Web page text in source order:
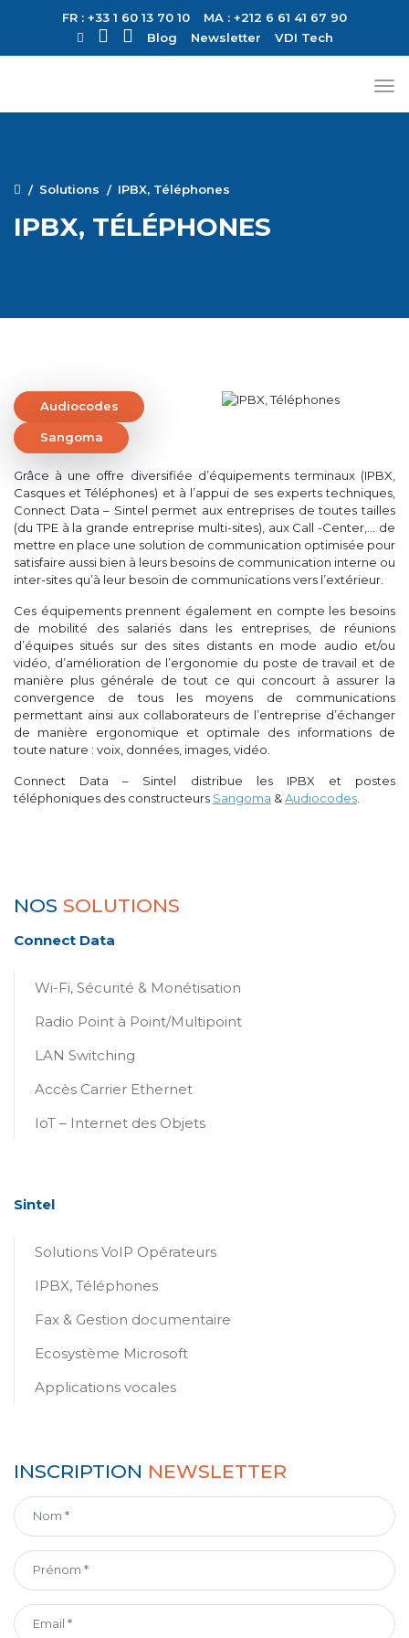
FR : +33 1 60 13 70 10
MA : +212 6 61 41 67 90
Blog
Newsletter VDI Tech
Solutions IPBX, Téléphones
IPBX, TÉLÉPHONES
Audiocodes
Sangoma
Grâce à une offre diversifiée d’équipements terminaux (IPBX,
Casques et Téléphones) et à l’appui de ses experts techniques,
Connect Data – Sintel permet aux entreprises de toutes tailles
(du TPE à la grande entreprise multi-sites), aux Call -Center,… de
mettre en place une solution de communication optimisée pour
satisfaire aussi bien à leurs besoins de communication interne ou
inter-sites qu’à leur besoin de communications vers l’extérieur.
Ces équipements prennent également en compte les besoins
de mobilité des salariés dans les entreprises, de réunions
d’équipes situés sur des sites distants en mode audio et/ou
vidéo, d’amélioration de l’ergonomie du poste de travail et de
manière plus générale de tout ce qui concourt à assurer la
convergence de tous les moyens de communications
permettant ainsi aux collaborateurs de l’entreprise d’échanger
de manière ergonomique et optimale des informations de
toute nature : voix, données, images, vidéo.
Connect Data – Sintel distribue les IPBX et postes
téléphoniques des constructeurs Sangoma &Audiocodes
NOS SOLUTIONS
Connect Data
Wi-Fi, Sécurité & Monétisation
Radio Point à Point/Multipoint
LAN Switching
Accès Carrier Ethernet
IoT – Internet des Objets
Sintel
Solutions VoIP Opérateurs
IPBX, Téléphones
Fax & Gestion documentaire
Ecosystème Microsoft
Applications vocales
INSCRIPTION NEWSLETTER